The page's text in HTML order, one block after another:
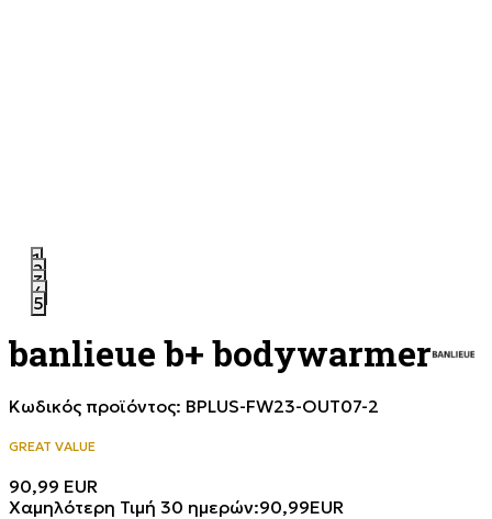
1
2
3
4
5
banlieue b+ bodywarmer
Κωδικός προϊόντος: BPLUS-FW23-OUT07-2
GREAT VALUE
90,99 EUR
Χαμηλότερη Τιμή 30 ημερών:90,99EUR